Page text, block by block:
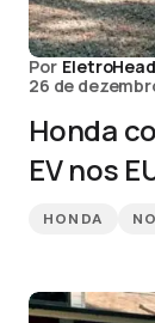
Por EletroHead
26 de
Honda
EV nos
HONDA